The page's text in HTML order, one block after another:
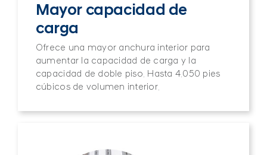
Mayor capacidad de
carga
Ofrece una mayor anchura interior para
aumentar la capacidad de carga y la
capacidad de doble piso. Hasta 4.050 pies
cúbicos de volumen interior.